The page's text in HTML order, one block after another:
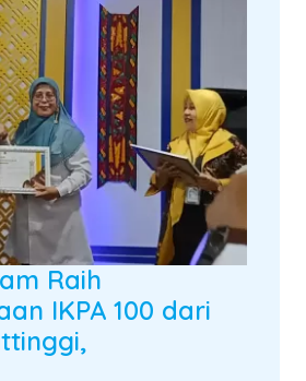
Raih
IKPA 100 dari